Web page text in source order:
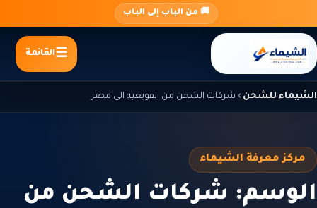
المحتوى
🚚 من الباب إلى الباب
القائمة
الشيماء للشحن › شركات الشحن من القويعية الى مصر
مركز معرفة الشيماء
الوسم: شركات الشحن من